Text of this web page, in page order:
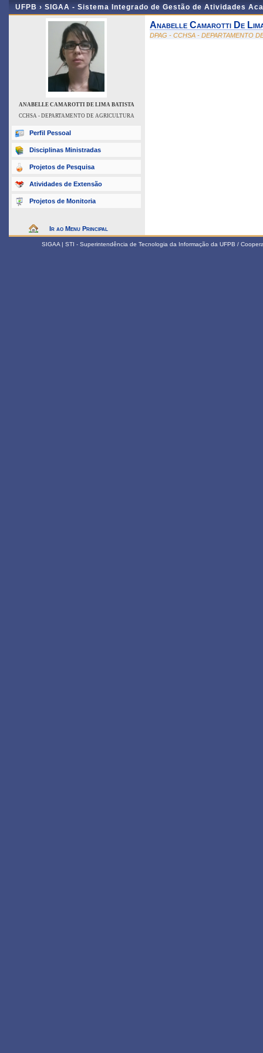
UFPB › SIGAA - Sistema Integrado de Gestão de Atividades
ANABELLE CAMAROTTI DE LIMA BATISTA
CCHSA - DEPARTAMENTO DE AGRICULTURA
Perfil Pessoal
Disciplinas Ministradas
Projetos de Pesquisa
Atividades de Extensão
Projetos de Monitoria
Ir ao Menu Principal
Anabelle Camarotti De
DPAG - CCHSA - DEPARTAMENTO
SIGAA | STI - Superintendência de Tecnologia da Informação da UFPB /